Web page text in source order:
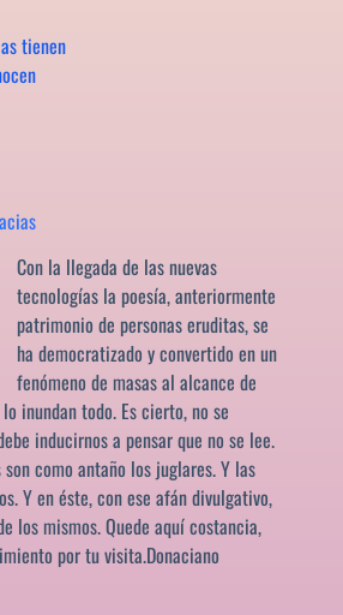
tienen
Con la llegada de las nuevas
tecnologías la poesía, anteriormente
patrimonio de personas eruditas, se
ha democratizado y convertido en un
fenómeno de masas al alcance de
inundan todo. Es cierto, no se
inducirnos a pensar que no se lee.
como antaño los juglares. Y las
Y en éste, con ese afán divulgativo,
los mismos. Quede aquí costancia,
por tu visita.Donaciano